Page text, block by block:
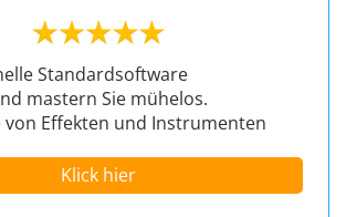
Standardsoftware
mastern Sie mühelos.
von Effekten und Instrumenten
Klick hier